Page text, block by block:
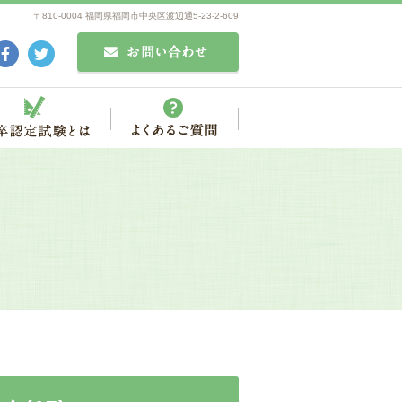
〒810-0004 福岡県福岡市中央区渡辺通5-23-2-609